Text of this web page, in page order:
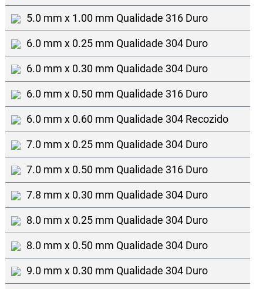
5.0 mm x 1.00 mm Qualidade 316 Duro
6.0 mm x 0.25 mm Qualidade 304 Duro
6.0 mm x 0.30 mm Qualidade 304 Duro
6.0 mm x 0.50 mm Qualidade 316 Duro
6.0 mm x 0.60 mm Qualidade 304 Recozido
7.0 mm x 0.25 mm Qualidade 304 Duro
7.0 mm x 0.50 mm Qualidade 316 Duro
7.8 mm x 0.30 mm Qualidade 304 Duro
8.0 mm x 0.25 mm Qualidade 304 Duro
8.0 mm x 0.50 mm Qualidade 304 Duro
9.0 mm x 0.30 mm Qualidade 304 Duro